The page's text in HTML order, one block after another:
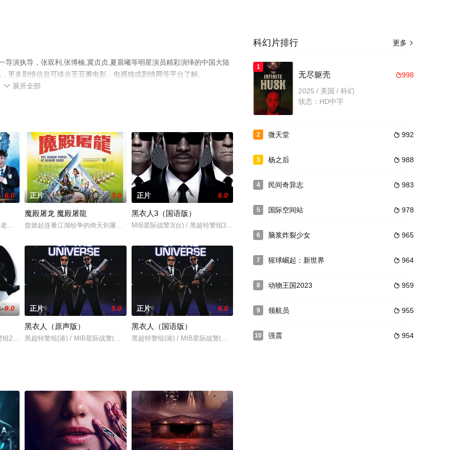
导演执导，张双利,张博楠,冀贞贞,夏晨曦等明星演员精彩演绎的中国大陆
更多剧情信息可移步至豆瓣电影、电视猫或剧情网等平台了解。
 展开全部
6.0
师在领奖台上摔倒，陷入昏迷后进入一个神秘的空间，从三个以魔兽人物装扮的神秘人手中得到了一瓶神奇的液体，并与神秘人签订了一份“塑形契约”。
正片 3.0
魔殿屠龙 魔殿屠龍
曾掀起连番江湖纷争的倚天剑屠龙刀终由明教教主张无忌（尔冬升 饰）收管，而九阴九阳两部秘笈分别交予周芷若、张无忌。不久朱元璋登基成
正片 6.0
黑衣人3（国语版）
MIB星际战警3(台) / 黑超特警组3(港) / Men in Black 3 / MIB III
9.0
2(港) / 黑超特警2 / MIB II
正片 5.0
黑衣人（原声版）
黑超特警组(港) / MIB星际战警(台) / MIB
正片 6.0
黑衣人（国语版）
黑超特警组(港) / MIB星际战警(台) / MIB
更多 
科幻片排行
1
998
无尽躯壳
2025 / 美国 / 科幻
状态：HD中字
2  992
微天堂
3  988
杨之后
4  983
民间奇异志
5  978
国际空间站
6  965
脑浆炸裂少女
7  964
猩球崛起：新世界
8  959
动物王国2023
9  955
领航员
10  954
强震